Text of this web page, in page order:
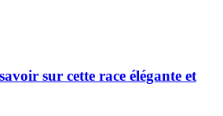
sur cette race élégante et